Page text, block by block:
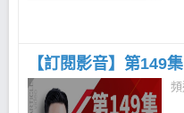
頻